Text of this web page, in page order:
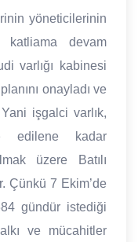
yöneticilerinin
katliama devam
varlığı kabinesi
onayladı ve
işgalci varlık,
edilene kadar
üzere Batılı
Çünkü 7 Ekim’de
gündür istediği
ve mücahitler